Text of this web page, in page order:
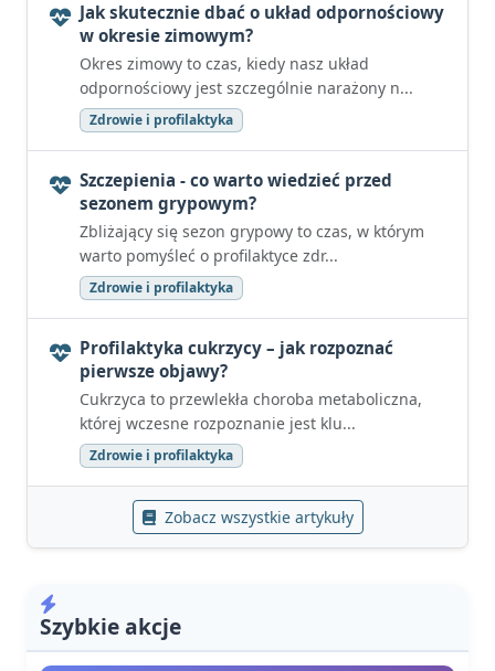
Jak skutecznie dbać o układ odpornościowy
w okresie zimowym?
Okres zimowy to czas, kiedy nasz układ
odpornościowy jest szczególnie narażony n...
Zdrowie i profilaktyka
Szczepienia - co warto wiedzieć przed
sezonem grypowym?
Zbliżający się sezon grypowy to czas, w którym
warto pomyśleć o profilaktyce zdr...
Zdrowie i profilaktyka
Profilaktyka cukrzycy – jak rozpoznać
pierwsze objawy?
Cukrzyca to przewlekła choroba metaboliczna,
której wczesne rozpoznanie jest klu...
Zdrowie i profilaktyka
Zobacz wszystkie artykuły
Szybkie akcje